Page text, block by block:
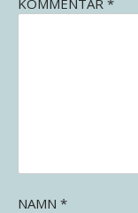
NAMN *